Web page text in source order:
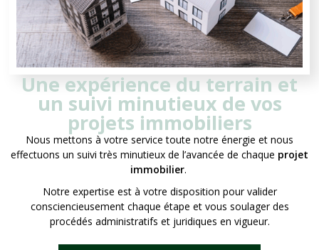
Une expérience du terrain et
un suivi minutieux de vos
projets immobiliers
Nous mettons à votre service toute notre énergie et nous
effectuons un suivi très minutieux de l’avancée de chaque projet
immobilier.
Notre expertise est à votre disposition pour valider
consciencieusement chaque étape et vous soulager des
procédés administratifs et juridiques en vigueur.